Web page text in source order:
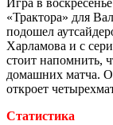
«Трактора» для
подошел
Харламова и с
стоит напомнить,
домашних матча.
откроет
Статистика